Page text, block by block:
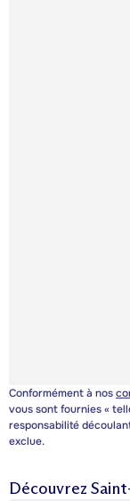
Conformément à nos
vous sont fournies «
responsabilité
exclue.
Découvrez